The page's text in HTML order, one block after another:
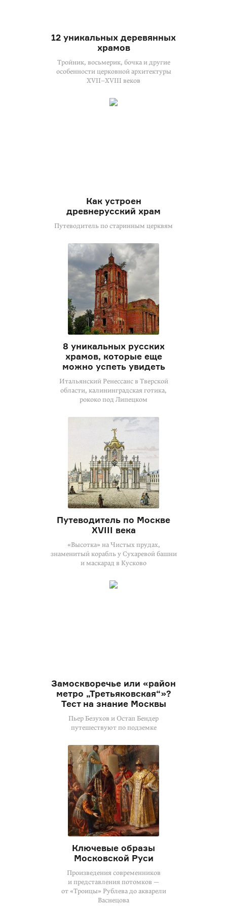
12 уникальных деревянных
храмов
Тройник, восьмерик, бочка и другие
особенности церковной архитектуры
XVII–XVIII веков
Как устроен
древнерусский храм
Путеводитель по старинным церквям
8 уникальных русских
храмов, которые еще
можно успеть увидеть
Итальянский Ренессанс в Тверской
области, калининградская готика,
рококо под Липецком
Путеводитель по Москве
XVIII века
«Высотка» на Чистых прудах,
знаменитый корабль у Сухаревой башни
и маскарад в Кусково
Замоскворечье или «район
метро „Третьяковская“»?
Тест на знание Москвы
Пьер Безухов и Остап Бендер
путешествуют по подземке
Ключевые образы
Московской Руси
Произведения современников
и представления потомков —
от «Троицы» Рублева до акварели
Васнецова